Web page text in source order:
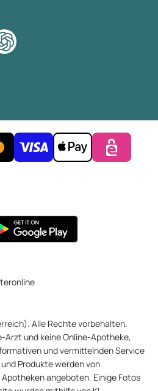
Alle Rechte vorbehalten.
Arzt und keine Online-Apotheke,
und vermittelnden Service
Produkte werden von
angeboten. Einige Fotos